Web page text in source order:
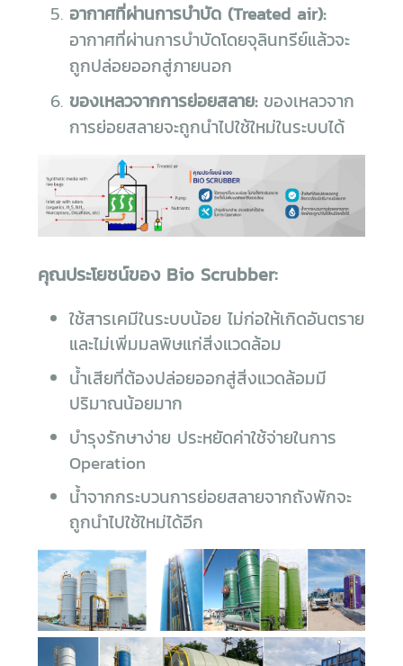
อากาศที่ผ่านการบำบัด (Treated air):
อากาศที่ผ่านการบำบัดโดยจุลินทรีย์แล้วจะ
ถูกปล่อยออกสู่ภายนอก
ของเหลวจากการย่อยสลาย:ของเหลวจาก
การย่อยสลายจะถูกนำไปใช้ใหม่ในระบบได้
คุณประโยชน์ของ Bio Scrubber:
ใช้สารเคมีในระบบน้อย ไม่ก่อให้เกิดอันตราย
และไม่เพิ่มมลพิษแก่สิ่งแวดล้อม
น้ำเสียที่ต้องปล่อยออกสู่สิ่งแวดล้อมมี
ปริมาณน้อยมาก
บำรุงรักษาง่าย ประหยัดค่าใช้จ่ายในการ
Operation
น้ำจากกระบวนการย่อยสลายจากถังพักจะ
ถูกนำไปใช้ใหม่ได้อีก